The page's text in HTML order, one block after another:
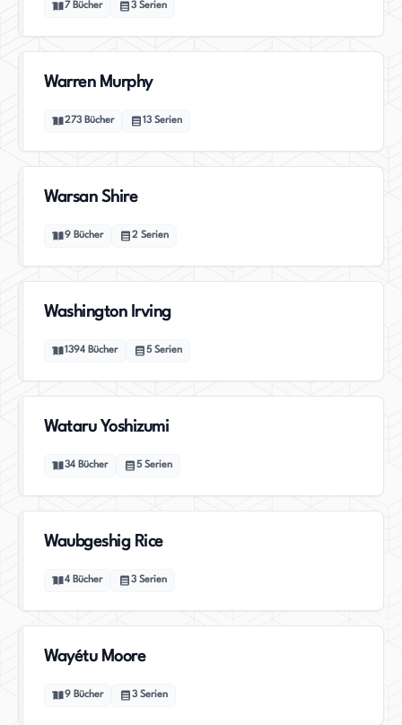
7 Bücher 3 Serien
Warren Murphy
273 Bücher 13 Serien
Warsan Shire
9 Bücher 2 Serien
Washington Irving
1394 Bücher 5 Serien
Wataru Yoshizumi
34 Bücher 5 Serien
Waubgeshig Rice
4 Bücher 3 Serien
Wayétu Moore
9 Bücher 3 Serien